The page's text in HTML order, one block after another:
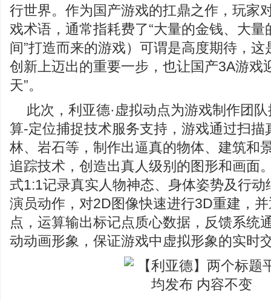
行世界。作为国产游戏的扛鼎之作，玩家
戏术语，通常指耗费了“大量的金钱、大
间”打造而来的游戏）可谓是高度期待，
创新上迈出的重要一步，也让国产3A游戏
天”。
此次，利亚德·虚拟动点为游戏制作团
算-定位捕捉技术服务支持，游戏通过扫描
林、岩石等，制作出逼真的物体、建筑和
追踪技术，创造出真人级别的图形和画面
式1:1记录真实人物神态、身体姿势及行
演员动作，对2D图像快速进行3D重建，
点，运算输出标记点质心数据，反馈系统
动动画形象，保证游戏中虚拟形象的实时